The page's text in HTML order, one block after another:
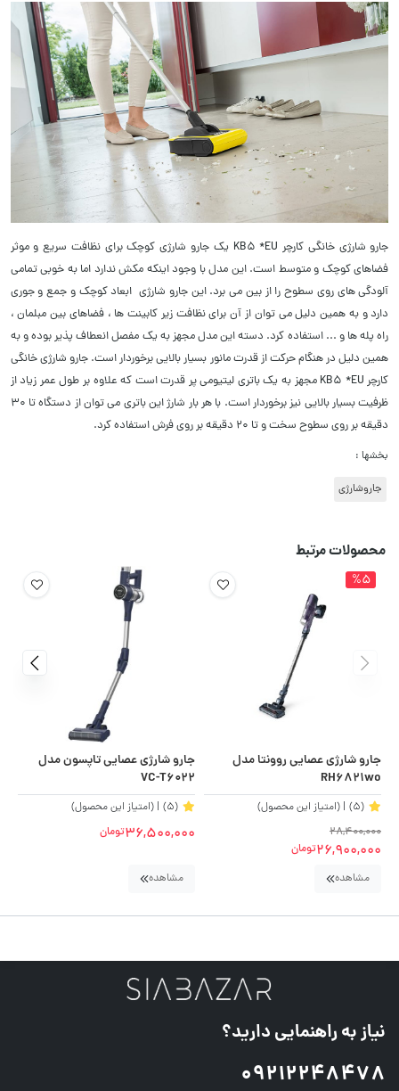
جارو شارژی خانگی کارچر KB5 *EU یک جارو شارژی کوچک برای نظافت سریع و موثر
فضاهای کوچک و متوسط است. این مدل با وجود اینکه مکش ندارد اما به خوبی تمامی
آلودگی های روی سطوح را از بین می برد. این جارو شارژی ابعاد کوچک و جمع و جوری
دارد و به همین دلیل می توان از آن برای نظافت زیر کابینت ها ، فضاهای بین مبلمان ،
راه پله ها و ... استفاده کرد. دسته این مدل مجهز به یک مفصل انعطاف پذیر بوده و به
همین دلیل در هنگام حرکت از قدرت مانور بسیار بالایی برخوردار است. جارو شارژی خانگی
کارچر KB5 *EU
مجهز به یک باتری لیتیومی پر قدرت است که علاوه بر طول عمر زیاد از
ظرفیت بسیار بالایی نیز برخوردار است. با هر بار شارژ این باتری می توان از دستگاه تا 30
دقیقه بر روی سطوح سخت و تا 20 دقیقه بر روی فرش استفاده کرد.
بخشها :
جاروشارژی
محصولات مرتبط
%5
جارو شارژی عصایی روونتا مدل
RH6821wo
(5)
| (امتیاز این محصول)
28,400,000
26,900,000تومان
مشاهده
جارو شارژی عصایی تاپسون مدل
VC-T6022
(5) | (امتیاز این محصول)
36,500,000تومان
مشاهده
نیاز به راهنمایی دارید؟
09212248478